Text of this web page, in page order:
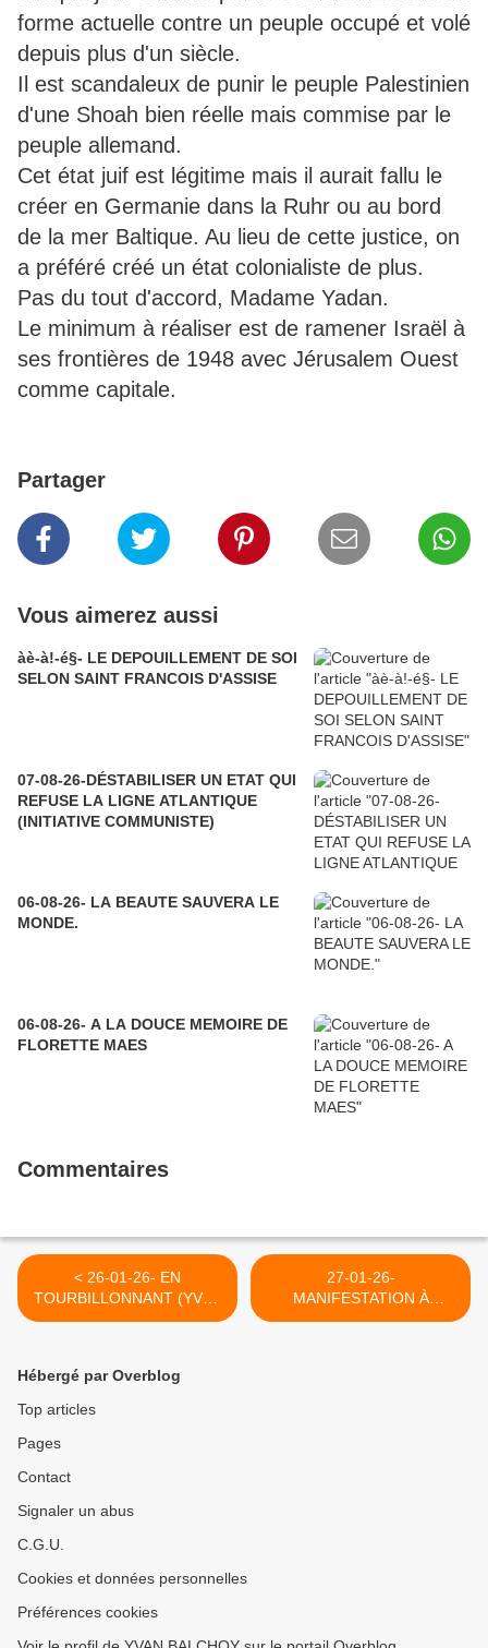
forme actuelle contre un peuple occupé et volé
depuis plus d'un siècle.
Il est scandaleux de punir le peuple Palestinien
d'une Shoah bien réelle mais commise par le
peuple allemand.
Cet état juif est légitime mais il aurait fallu le
créer en Germanie dans la Ruhr ou au bord
de la mer Baltique. Au lieu de cette justice, on
a préféré créé un état colonialiste de plus.
Pas du tout d'accord, Madame Yadan.
Le minimum à réaliser est de ramener Israël à
ses frontières de 1948 avec Jérusalem Ouest
comme capitale.
Partager
Vous aimerez aussi
àè-à!-é§- LE DEPOUILLEMENT DE SOI
SELON SAINT FRANCOIS D'ASSISE
07-08-26-DÉSTABILISER UN ETAT QUI
REFUSE LA LIGNE ATLANTIQUE
(INITIATIVE COMMUNISTE)
06-08-26- LA BEAUTE SAUVERA LE
MONDE.
06-08-26- A LA DOUCE MEMOIRE DE
FLORETTE MAES
Commentaires
< 26-01-26- EN
TOURBILLONNANT (YVAN
BALCHOY)
27-01-26-
MANIFESTATION À
CLICHY-SOUS-BOIS :
Hébergé par Overblog
Top articles
Pages
Contact
Signaler un abus
C.G.U.
Cookies et données personnelles
Préférences cookies